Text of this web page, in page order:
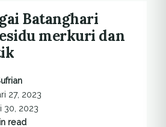
Batanghari
merkuri dan
27, 2023
30, 2023
read